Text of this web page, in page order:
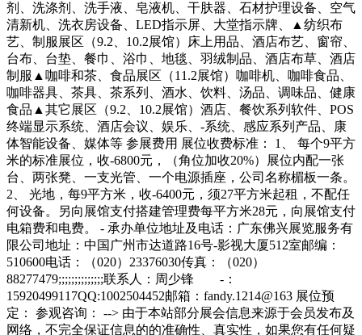
剂、洗涤剂、洗手液、皂液机、干肤器、石材护理设备、空气
清新机、洗衣房设备、LED指示屏、大堂指示牌、▲纺织布
艺、制服展区（9.2、10.2展馆）床上用品、酒店布艺、窗帘、
台布、台垫、餐巾、浴巾、地毯、羽绒制品、酒店布草、酒店
制服▲咖啡和茶、食品展区（11.2展馆）咖啡机、咖啡食品、
咖啡器具、茶具、茶系列、酒水、饮料、汤品、调味品、健康
食品▲其它展区（9.2、10.2展馆）酒店、餐饮系列软件、POS
终端显示系统、酒店会议、娱乐、-系统、感应系列产品、康
体智能设备、媒体等 参展费用 展位收费标准： 1、 每个9平方
米的标准展位，收-6800元，（角位加收20%）展位内配一张
台、两张凳、一支光管、一个电源插座，公司名称楣板一条。
2、 光地，每9平方米，收-6400元，须27平方米起租，不配任
何设备。另向展馆支付搭建管理费每平方米28元，向展馆支付
电箱费和电费。 - 承办单位地址及电话：广东佛兴展览服务有
限公司地址：中国广州市达道路16号-影视大厦512室邮编：
510600电话：（020）23376030传真：（020）
88277479;;;;;;;;;;;;;;联系人：周少锋 -：
15920499117QQ:1002504452邮箱：fandy.1214@163 展位预
定： 参观咨询： --> 由于本站部分展会信息来源于会员发布及
网络，不完全保证信息的的准确性、真实性，如果您有任何疑